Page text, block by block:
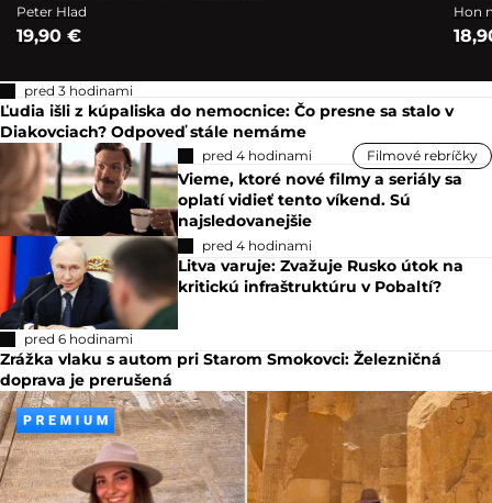
Peter Hlad
19,90 €
Hon
pred 3 hodinami
Ľudia išli z kúpaliska do nemocnice: Čo presne sa stalo v
Diakovciach? Odpoveď stále nemáme
pred 4 hodinami Filmové rebríčky
Vieme, ktoré nové filmy a seriály sa
oplatí vidieť tento víkend. Sú
najsledovanejšie
pred 4 hodinami
Litva varuje: Zvažuje Rusko útok na
kritickú infraštruktúru v Pobaltí?
pred 6 hodinami
Zrážka vlaku s autom pri Starom Smokovci: Železničná
doprava je prerušená